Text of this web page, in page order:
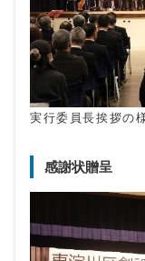
実行委員長挨拶の
感謝状贈呈